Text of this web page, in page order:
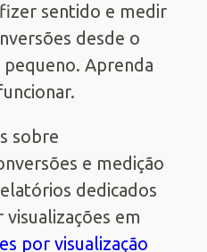
sentido e medir
desde o
Aprenda
sobre
e medição
dedicados
em
por visualização